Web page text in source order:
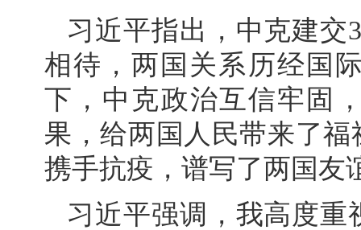
习近平指出，中克建交
相待，两国关系历经国
下，中克政治互信牢固
果，给两国人民带来了
携手抗疫，谱写了两国友
习近平强调，我高度